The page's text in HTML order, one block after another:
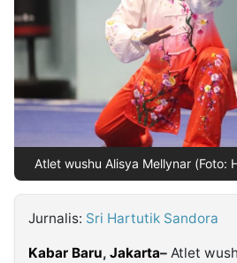
Insight
NTB
Suara
Time
Lens
IDN
Daily
Jogja
Jalan
Rakyat
Idealita
News
Kita
Notice
Dinamikapost.com
Radar
Baru
Seedbacklink
Follow
Atlet wushu Alisya Mellynar (Foto:
Jurnalis: Sri Hartutik Sandora
Kabar Baru, Jakarta– Atlet